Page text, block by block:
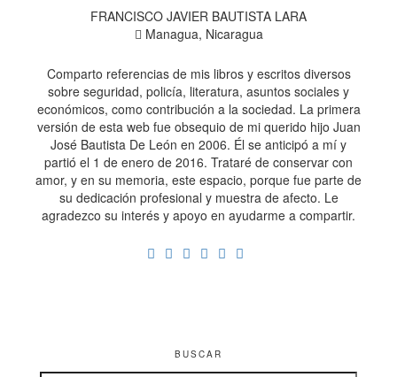
FRANCISCO JAVIER BAUTISTA LARA
Managua, Nicaragua
Comparto referencias de mis libros y escritos diversos
sobre seguridad, policía, literatura, asuntos sociales y
económicos, como contribución a la sociedad. La primera
versión de esta web fue obsequio de mi querido hijo Juan
José Bautista De León en 2006. Él se anticipó a mí y
partió el 1 de enero de 2016. Trataré de conservar con
amor, y en su memoria, este espacio, porque fue parte de
su dedicación profesional y muestra de afecto. Le
agradezco su interés y apoyo en ayudarme a compartir.
BUSCAR